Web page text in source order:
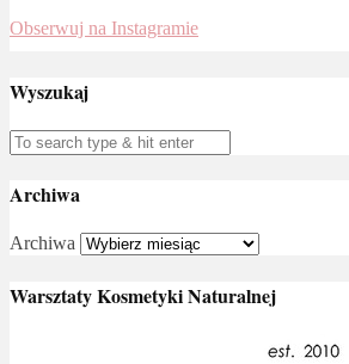
Obserwuj na Instagramie
Wyszukaj
Archiwa
Archiwa
Warsztaty Kosmetyki Naturalnej